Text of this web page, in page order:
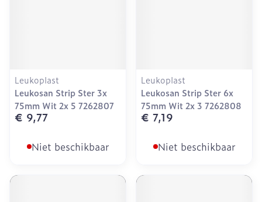
Leukoplast
Leukosan Strip Ster 3x
75mm Wit 2x 5 7262807
€ 9,77
Niet beschikbaar
Leukoplast
Leukosan Strip Ster 6x
75mm Wit 2x 3 7262808
€ 7,19
Niet beschikbaar